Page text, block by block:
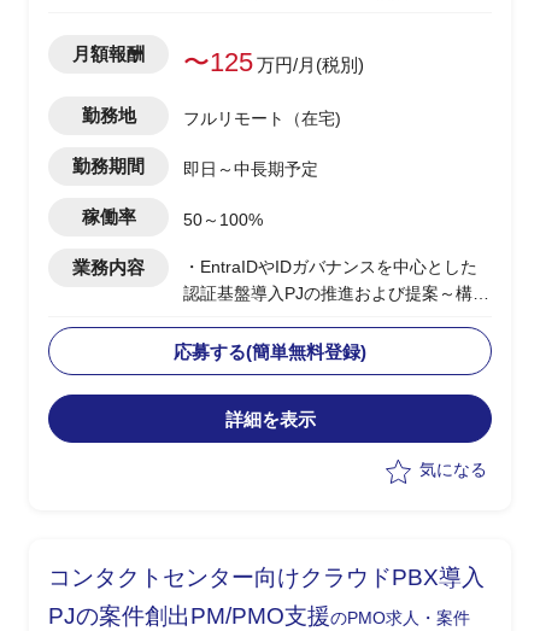
月額報酬 〜125万円/月(税別)
勤務地 フルリモート（在宅)
勤務期間 即日～中長期予定
稼働率 50～100%
業務内容
・EntraIDやIDガバナンスを中心とした
認証基盤導入PJの推進および提案～構築
・BtoEおよびサプライチェーン向け認証
基盤の設計/統合方針策定
・エンドユーザー社内向けシステムを含
む認証/認可方式の検討
応募する(簡単無料登録)
詳細を表示
気になる
コンタクトセンター向けクラウドPBX導入
PJの案件創出PM/PMO支援のPMO求人・案件